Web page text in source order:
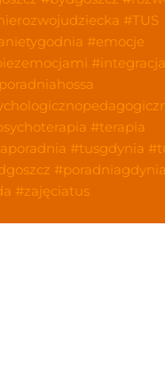
#TUS
#emocje
#integracja
#terapia
#tusgdynia
#poradniagdynia
#zajęciatus